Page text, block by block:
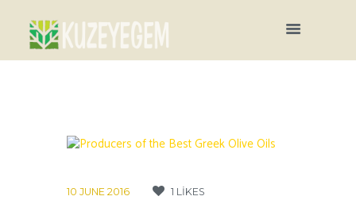
10 JUNE 2016 1 LIKES